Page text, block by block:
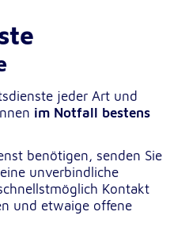
jeder Art und
im Notfall bestens
benötigen, senden Sie
unverbindliche
Kontakt
und etwaige offene
ausgewählten
des Benutzers
Informationen anonym.
uns zu verstehen, wie